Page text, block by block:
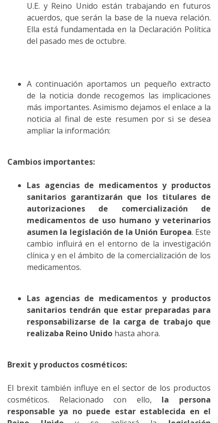
U.E. y Reino Unido están trabajando en futuros
acuerdos, que serán la base de la nueva relación.
Ella está fundamentada en la Declaración Política
del pasado mes de octubre.
A continuación aportamos un pequeño extracto
de la noticia donde recogemos las implicaciones
más importantes. Asimismo dejamos el enlace a la
noticia al final de este resumen por si se desea
ampliar la información:
Cambios importantes:
Las agencias de medicamentos y productos
sanitarios garantizarán que los titulares de
autorizaciones de comercialización de
medicamentos de uso humano y veterinarios
asumen la legislación de la Unión Europea. Este
cambio influirá en el entorno de la investigación
clínica y en el ámbito de la comercialización de los
medicamentos.
Las agencias de medicamentos y productos
sanitarios tendrán que estar preparadas para
responsabilizarse de la carga de trabajo que
realizaba Reino Unido hasta ahora.
Brexit y productos cosméticos:
El brexit también influye en el sector de los productos
cosméticos. Relacionado con ello, la persona
responsable ya no puede estar establecida en el